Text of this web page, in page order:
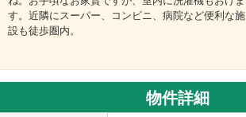
す。近隣にスーパー、コンビニ、病院など便利な施
設も徒歩圏内。
物件詳細